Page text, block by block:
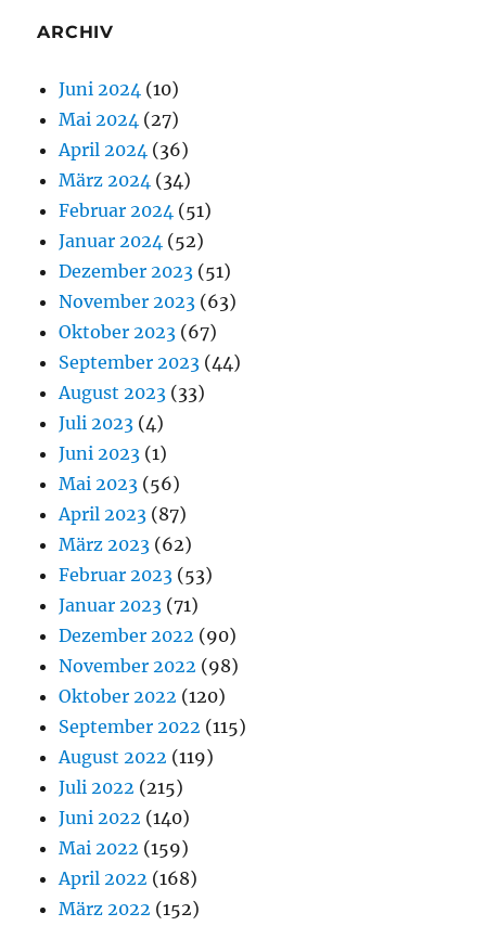
ARCHIV
Juni 2024 (10)
Mai 2024 (27)
April 2024 (36)
März 2024 (34)
Februar 2024 (51)
Januar 2024 (52)
Dezember 2023 (51)
November 2023 (63)
Oktober 2023 (67)
September 2023 (44)
August 2023 (33)
Juli 2023 (4)
Juni 2023 (1)
Mai 2023 (56)
April 2023 (87)
März 2023 (62)
Februar 2023 (53)
Januar 2023 (71)
Dezember 2022 (90)
November 2022 (98)
Oktober 2022 (120)
September 2022 (115)
August 2022 (119)
Juli 2022 (215)
Juni 2022 (140)
Mai 2022 (159)
April 2022 (168)
März 2022 (152)